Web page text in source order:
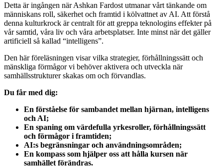
Detta är ingången när Ashkan Fardost utmanar vårt tänkande om
människans roll, säkerhet och framtid i kölvattnet av AI. Att förstå
denna kulturkrock är centralt för att greppa teknologins effekter på
vår samtid, våra liv och våra arbetsplatser. Inte minst när det gäller
artificiell så kallad “intelligens”.
Den här föreläsningen visar vilka strategier, förhållningssätt och
mänskliga förmågor vi behöver aktivera och utveckla när
samhällsstrukturer skakas om och förvandlas.
Du får med dig:
En förståelse för sambandet mellan hjärnan, intelligens
och AI;
En spaning om värdefulla yrkesroller, förhållningssätt
och förmågor i framtiden;
AI:s begränsningar och användningsområden;
En kompass som hjälper oss att hålla kursen när
samhället förändras.